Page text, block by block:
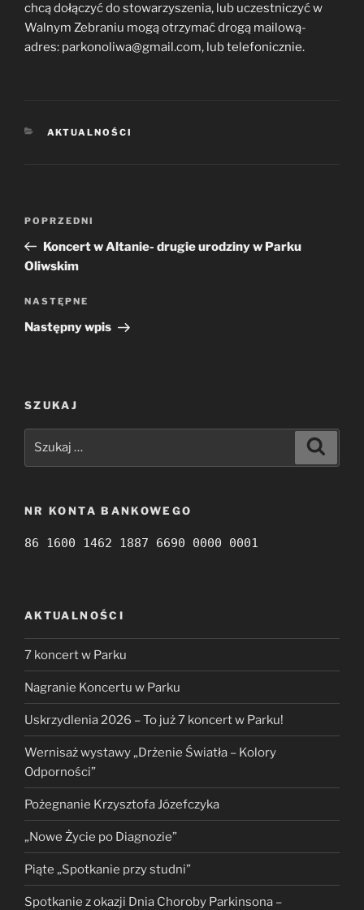
chcą dołączyć do stowarzyszenia, lub uczestniczyć w
Walnym Zebraniu mogą otrzymać drogą mailową-
adres: parkonoliwa@gmail.com, lub telefonicznie.
KATEGORIE
AKTUALNOŚCI
Poprzedni
wpis
POPRZEDNI
Koncert w Altanie- drugie urodziny w Parku
Oliwskim
Następny
wpis
NASTĘPNE
Następny wpis
SZUKAJ
NR KONTA BANKOWEGO
86 1600 1462 1887 6690 0000 0001
AKTUALNOŚCI
7 koncert w Parku
Nagranie Koncertu w Parku
Uskrzydlenia 2026 – To już 7 koncert w Parku!
Wernisaż wystawy „Drżenie Światła – Kolory
Odporności”
Pożegnanie Krzysztofa Józefczyka
„Nowe Życie po Diagnozie”
Piąte „Spotkanie przy studni”
Spotkanie z okazji Dnia Choroby Parkinsona –